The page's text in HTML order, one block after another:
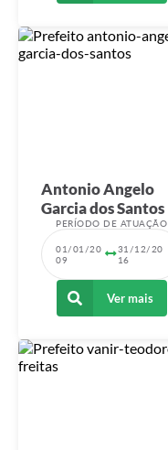
Antonio Angelo
Garcia dos Santos
PERÍODO DE ATUAÇÃO
01/01/20
09
31/12/20
16
Ver mais